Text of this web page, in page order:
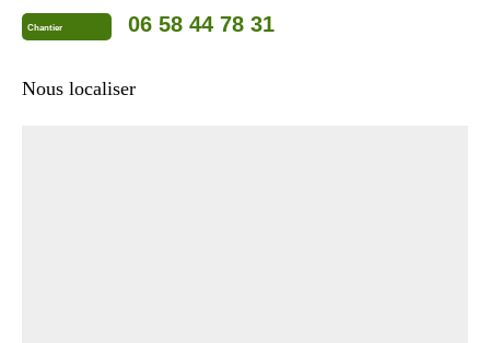
Chantier 06 58 44 78 31
Nous localiser